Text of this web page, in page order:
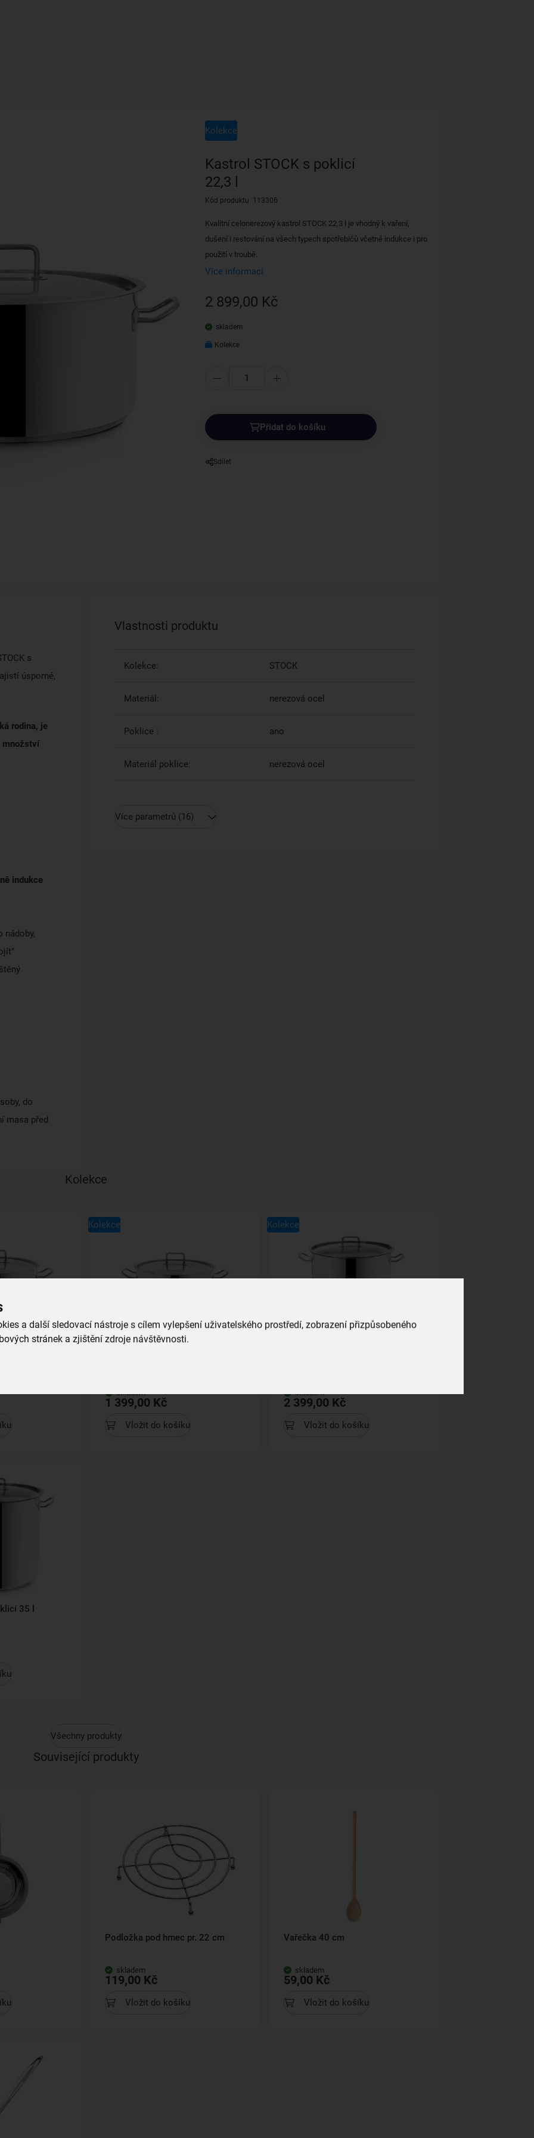
a další sledovací nástroje s cílem vylepšení uživatelského prostředí, zobrazení přizpůsobeného
stránek a zjištění zdroje návštěvnosti.
Kolekce
Kastrol STOCK s poklicí
22,3 l
Kód produktu 113306
Kvalitní celonerezový kastrol STOCK 22,3 l je vhodný k vaření,
dušení i restování na všech typech spotřebičů včetně indukce i pro
použití v troubě.
Více informací
2 899,00 Kč
skladem
Kolekce
Přidat do košíku
Sdílet
s
úsporné,
rodina, je
množství
indukce
nádoby,
do
masa před
Vlastnosti produktu
Kolekce: STOCK
Materiál: nerezová ocel
Poklice : ano
Materiál poklice: nerezová ocel
Více parametrů (16)
Kolekce
15 l
Kolekce
skladem
1 399,00 Kč
Vložit do košíku
Kolekce
skladem
2 399,00 Kč
Vložit do košíku
35 l
Všechny produkty
Související produkty
Podložka pod hrnec pr. 22 cm
skladem
119,00 Kč
Vložit do košíku
Vařečka 40 cm
skladem
59,00 Kč
Vložit do košíku